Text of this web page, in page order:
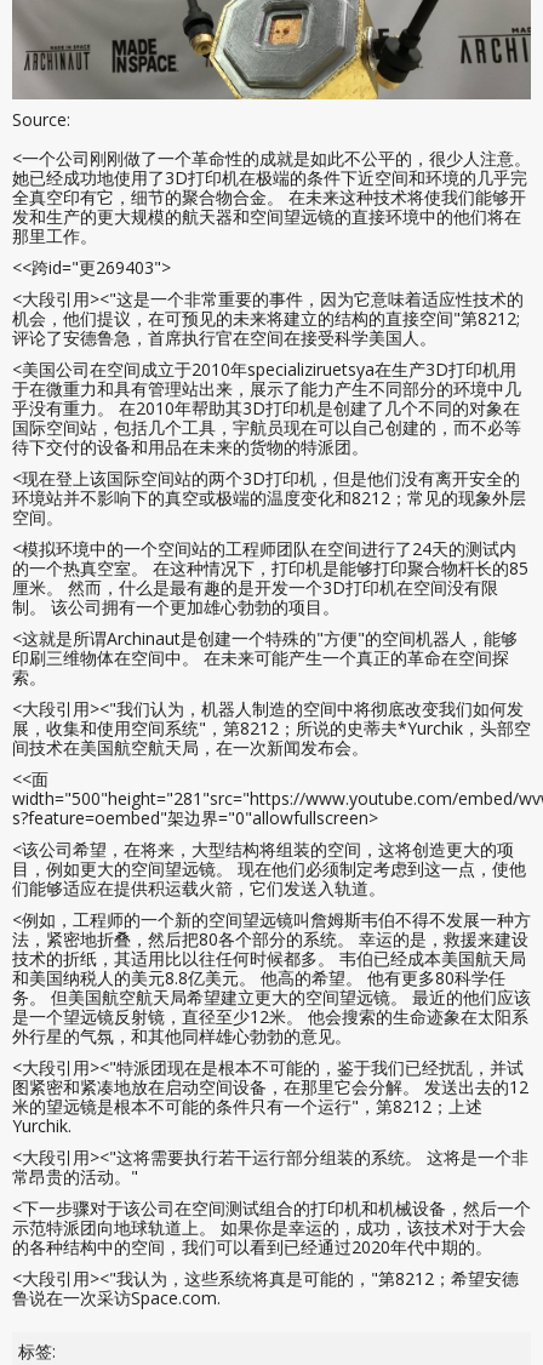
Source:
<一个公司刚刚做了一个革命性的成就是如此不公平的，很少人注意。
她已经成功地使用了3D打印机在极端的条件下近空间和环境的几乎完
全真空印有它，细节的聚合物合金。 在未来这种技术将使我们能够开
发和生产的更大规模的航天器和空间望远镜的直接环境中的他们将在
那里工作。
<<跨id="更269403">
<大段引用><"这是一个非常重要的事件，因为它意味着适应性技术的
机会，他们提议，在可预见的未来将建立的结构的直接空间"第8212;
评论了安德鲁急，首席执行官在空间在接受科学美国人。
<美国公司在空间成立于2010年specializiruetsya在生产3D打印机用
于在微重力和具有管理站出来，展示了能力产生不同部分的环境中几
乎没有重力。 在2010年帮助其3D打印机是创建了几个不同的对象在
国际空间站，包括几个工具，宇航员现在可以自己创建的，而不必等
待下交付的设备和用品在未来的货物的特派团。
<现在登上该国际空间站的两个3D打印机，但是他们没有离开安全的
环境站并不影响下的真空或极端的温度变化和8212；常见的现象外层
空间。
<模拟环境中的一个空间站的工程师团队在空间进行了24天的测试内
的一个热真空室。 在这种情况下，打印机是能够打印聚合物杆长的85
厘米。 然而，什么是最有趣的是开发一个3D打印机在空间没有限
制。 该公司拥有一个更加雄心勃勃的项目。
<这就是所谓Archinaut是创建一个特殊的"方便"的空间机器人，能够
印刷三维物体在空间中。 在未来可能产生一个真正的革命在空间探
索。
<大段引用><"我们认为，机器人制造的空间中将彻底改变我们如何发
展，收集和使用空间系统"，第8212；所说的史蒂夫*Yurchik，头部空
间技术在美国航空航天局，在一次新闻发布会。
<<面
width="500"height="281"src="https://www.youtube.com/embed/
s?feature=oembed"架边界="0"allowfullscreen>
<该公司希望，在将来，大型结构将组装的空间，这将创造更大的项
目，例如更大的空间望远镜。 现在他们必须制定考虑到这一点，使他
们能够适应在提供积运载火箭，它们发送入轨道。
<例如，工程师的一个新的空间望远镜叫詹姆斯韦伯不得不发展一种方
法，紧密地折叠，然后把80各个部分的系统。 幸运的是，救援来建设
技术的折纸，其适用比以往任何时候都多。 韦伯已经成本美国航天局
和美国纳税人的美元8.8亿美元。 他高的希望。 他有更多80科学任
务。 但美国航空航天局希望建立更大的空间望远镜。 最近的他们应该
是一个望远镜反射镜，直径至少12米。 他会搜索的生命迹象在太阳系
外行星的气氛，和其他同样雄心勃勃的意见。
<大段引用><"特派团现在是根本不可能的，鉴于我们已经扰乱，并试
图紧密和紧凑地放在启动空间设备，在那里它会分解。 发送出去的12
米的望远镜是根本不可能的条件只有一个运行"，第8212；上述
Yurchik.
<大段引用><"这将需要执行若干运行部分组装的系统。 这将是一个非
常昂贵的活动。"
<下一步骤对于该公司在空间测试组合的打印机和机械设备，然后一个
示范特派团向地球轨道上。 如果你是幸运的，成功，该技术对于大会
的各种结构中的空间，我们可以看到已经通过2020年代中期的。
<大段引用><"我认为，这些系统将真是可能的，"第8212；希望安德
鲁说在一次采访Space.com.
标签: